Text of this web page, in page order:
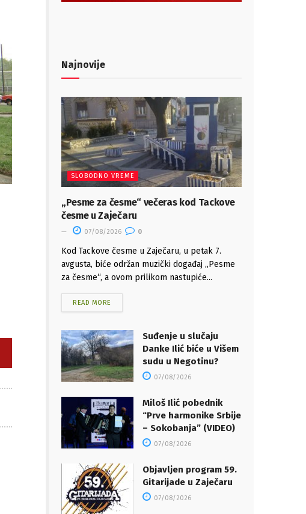
Najnovije
SLOBODNO VREME
„Pesme za česme“ večeras kod Tackove
česme u Zaječaru
07/08/2026 0
Kod Tackove česme u Zaječaru, u petak 7.
avgusta, biće održan muzički događaj „Pesme
za česme“, a ovom prilikom nastupiće...
READ MORE
Suđenje u slučaju
Danke Ilić biće u Višem
sudu u Negotinu?
07/08/2026
Miloš Ilić pobednik
“Prve harmonike Srbije
– Sokobanja” (VIDEO)
07/08/2026
Objavljen program 59.
Gitarijade u Zaječaru
07/08/2026